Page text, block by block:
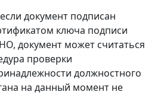
документ подписан
ключа подписи
документ может считаться
проверки
должностного
на данный момент не